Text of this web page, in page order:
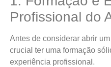
Profissional do
Antes de considerar abrir
crucial ter uma formação
experiência profissional.